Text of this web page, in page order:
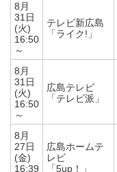
8月
31日
(火)
16:50
～
テレビ新広島
「ライク!」
8月
31日
(火)
16:50
～
広島テレビ
「テレビ派」
8月
27日
(金)
16:39
広島ホームテ
レビ
「5up！」